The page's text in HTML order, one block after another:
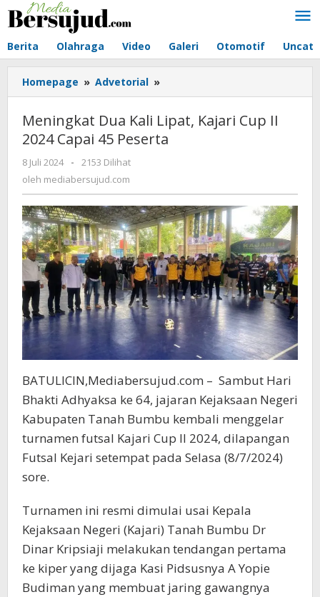
Lewati
Berita Olahraga Video Galeri Otomotif
Homepage » Advetorial »
Dua
Lipat,
Kajari
45
Peserta
Meningkat Dua Kali Lipat, Kajari Cup II
2024 Capai 45 Peserta
8 Juli 2024
oleh
mediabersujud.com
-
2153 Dilihat
oleh mediabersujud.com
BATULICIN,Mediabersujud.com – Sambut Hari
Bhakti Adhyaksa ke 64, jajaran Kejaksaan Negeri
Kabupaten Tanah Bumbu kembali menggelar
turnamen futsal Kajari Cup II 2024, dilapangan
Futsal Kejari setempat pada Selasa (8/7/2024)
sore.
Turnamen ini resmi dimulai usai Kepala
Kejaksaan Negeri (Kajari) Tanah Bumbu Dr
Dinar Kripsiaji melakukan tendangan pertama
ke kiper yang dijaga Kasi Pidsusnya A Yopie
Budiman yang membuat jaring gawangnya